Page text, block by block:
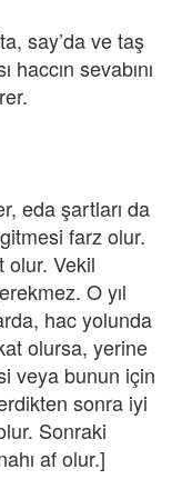
say’da ve taş
haccın sevabını
eda şartları da
farz olur.
olur. Vekil
O yıl
hac yolunda
olursa, yerine
veya bunun için
sonra iyi
Sonraki
af olur.]